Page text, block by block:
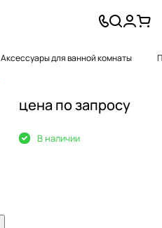
Аксессуары для ванной комнаты
цена по запросу
В наличии